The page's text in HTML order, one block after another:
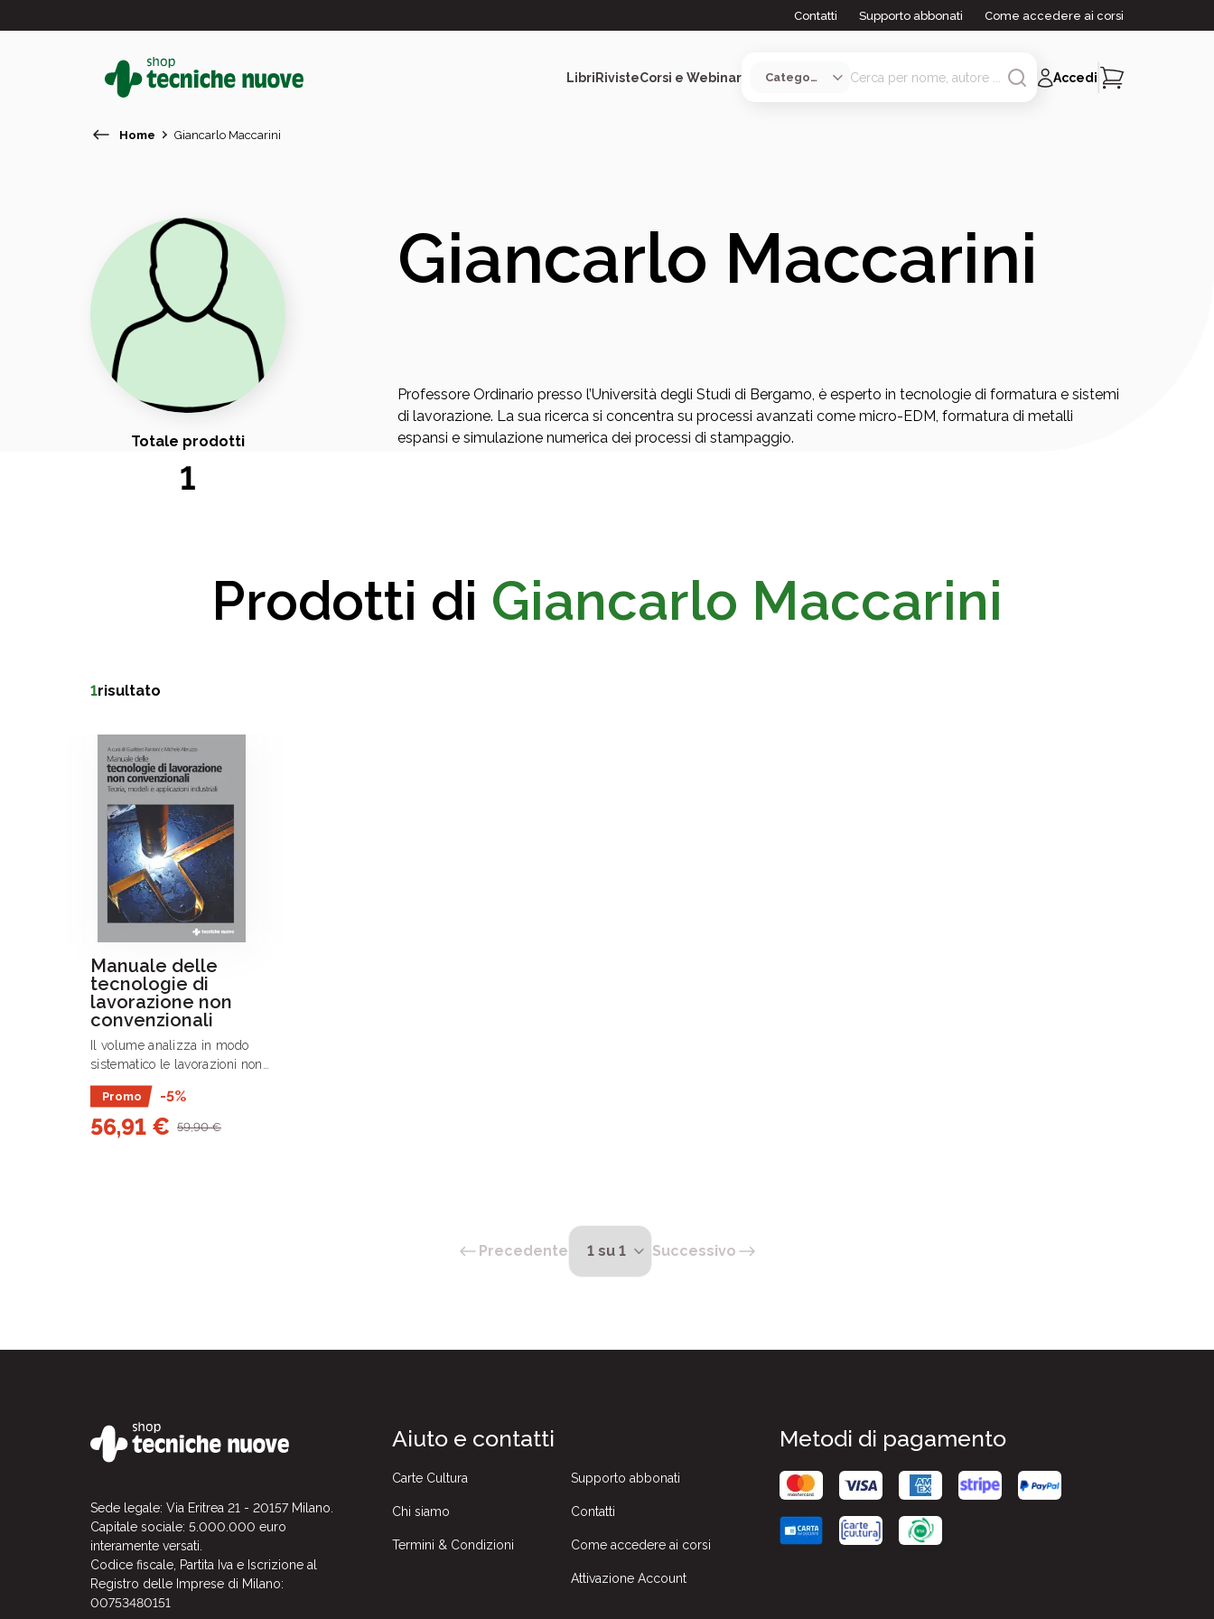
Contatti Supporto abbonati Come accedere ai corsi
LibriRivisteCorsi e Webinar
In primo piano
Accedi
Home Giancarlo Maccarini
Totale prodotti
1
Giancarlo Maccarini
Professore Ordinario presso l’Università degli Studi di Bergamo, è esperto in tecnologie di formatura e sistemi
di lavorazione. La sua ricerca si concentra su processi avanzati come micro-EDM, formatura di metalli
espansi e simulazione numerica dei processi di stampaggio.
Prodotti di Giancarlo Maccarini
1risultato
Manuale delle
tecnologie di
lavorazione non
convenzionali
Il volume analizza in modo
sistematico le lavorazioni non
convenzionali, affrontando i principi
fisici, i parametri di processo e le
prestazioni ottenibili.
Promo -5%
56,91 € 59,90 €
Precedente Successivo
Sede legale: Via Eritrea 21 - 20157 Milano.
Capitale sociale: 5.000.000 euro
interamente versati.
Codice fiscale, Partita Iva e Iscrizione al
Registro delle Imprese di Milano:
00753480151
Aiuto e contatti
Carte Cultura
Chi siamo
Termini & Condizioni
Supporto abbonati
Contatti
Come accedere ai corsi
Attivazione Account
Metodi di pagamento